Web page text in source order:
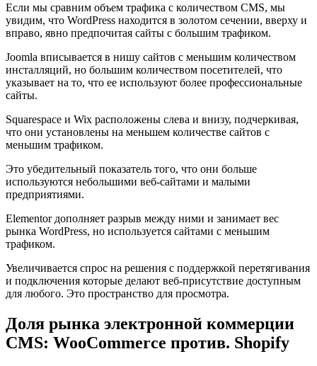
Если мы сравним объем трафика с количеством CMS, мы
увидим, что WordPress находится в золотом сечении, вверху и
вправо, явно предпочитая сайты с большим трафиком.
Joomla вписывается в нишу сайтов с меньшим количеством
инсталляций, но большим количеством посетителей, что
указывает на то, что ее используют более профессиональные
сайты.
Squarespace и Wix расположены слева и внизу, подчеркивая,
что они установлены на меньшем количестве сайтов с
меньшим трафиком.
Это убедительный показатель того, что они больше
используются небольшими веб-сайтами и малыми
предприятиями.
Elementor дополняет разрыв между ними и занимает вес
рынка WordPress, но используется сайтами с меньшим
трафиком.
Увеличивается спрос на решения с поддержкой перетягивания
и подключения которые делают веб-присутствие доступным
для любого. Это пространство для просмотра.
Доля рынка электронной коммерции
CMS: WooCommerce против. Shopify